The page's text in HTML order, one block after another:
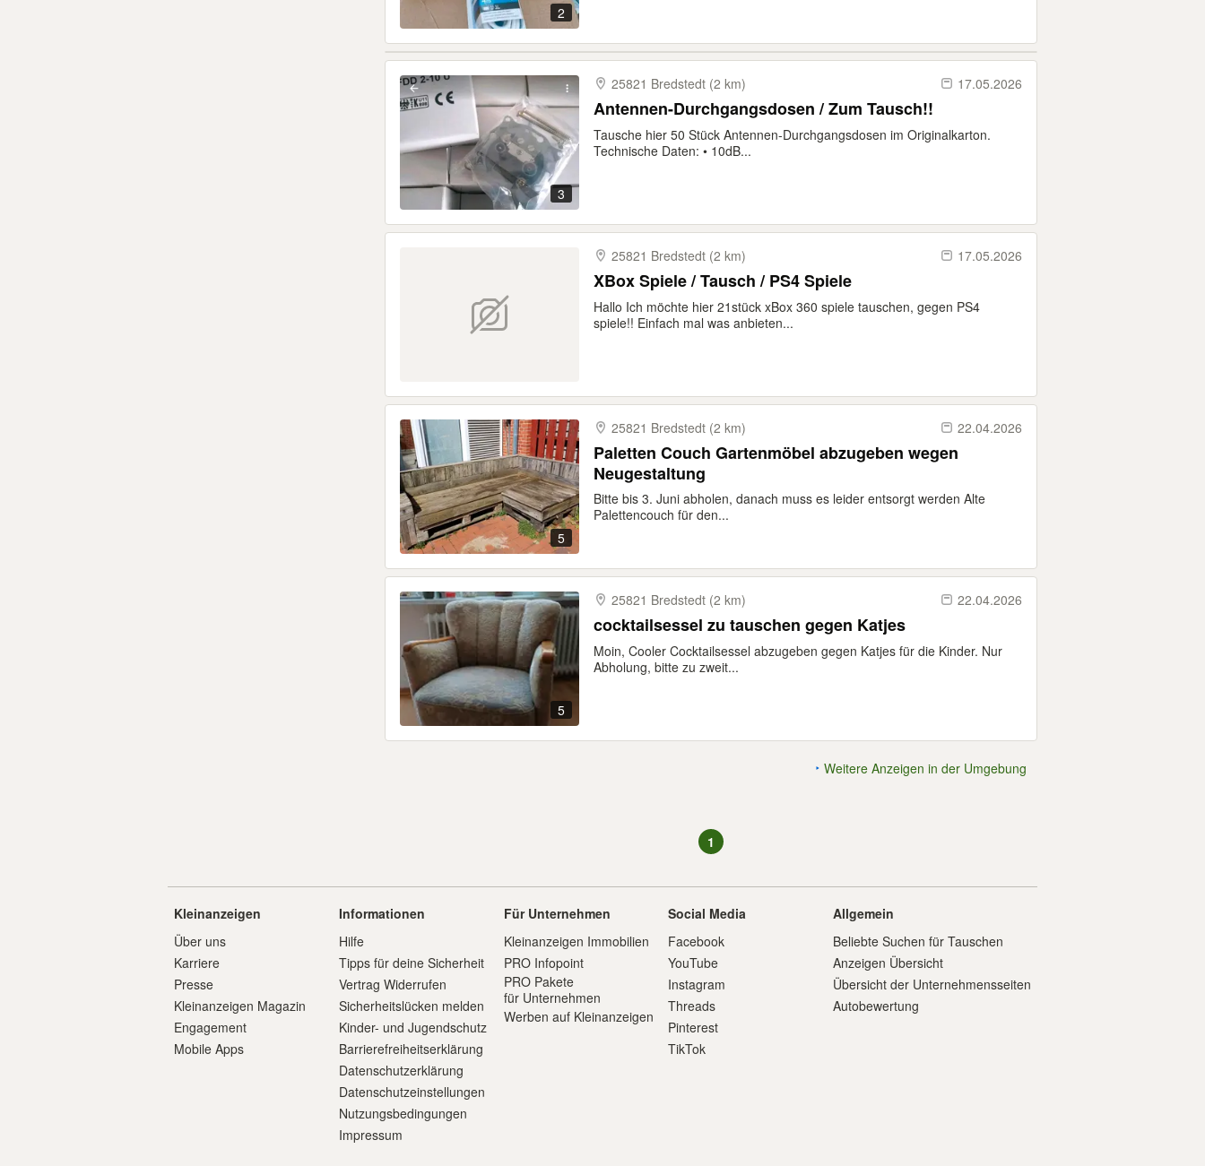
2
3
25821 Bredstedt (2 km) 17.05.2026
Antennen-Durchgangsdosen / Zum Tausch!!
Tausche hier 50 Stück Antennen-Durchgangsdosen im Originalkarton.
Technische Daten: • 10dB...
25821 Bredstedt (2 km) 17.05.2026
XBox Spiele / Tausch / PS4 Spiele
Hallo Ich möchte hier 21stück xBox 360 spiele tauschen, gegen PS4
spiele!! Einfach mal was anbieten...
5
25821 Bredstedt (2 km) 22.04.2026
Paletten Couch Gartenmöbel abzugeben wegen
Neugestaltung
Bitte bis 3. Juni abholen, danach muss es leider entsorgt werden Alte
Palettencouch für den...
5
25821 Bredstedt (2 km) 22.04.2026
cocktailsessel zu tauschen gegen Katjes
Moin, Cooler Cocktailsessel abzugeben gegen Katjes für die Kinder. Nur
Abholung, bitte zu zweit...
Weitere Anzeigen in der Umgebung
1
Kleinanzeigen
Über uns
Karriere
Presse
Kleinanzeigen Magazin
Engagement
Mobile Apps
Informationen
Hilfe
Tipps für deine Sicherheit
Vertrag Widerrufen
Sicherheitslücken melden
Kinder- und Jugendschutz
Barrierefreiheitserklärung
Datenschutzerklärung
Datenschutzeinstellungen
Nutzungsbedingungen
Impressum
Für Unternehmen
Kleinanzeigen Immobilien
PRO Infopoint
PRO Pakete
für Unternehmen
Werben auf Kleinanzeigen
Social Media
Facebook
YouTube
Instagram
Threads
Pinterest
TikTok
Allgemein
Beliebte Suchen für Tauschen
Anzeigen Übersicht
Übersicht der Unternehmensseiten
Autobewertung